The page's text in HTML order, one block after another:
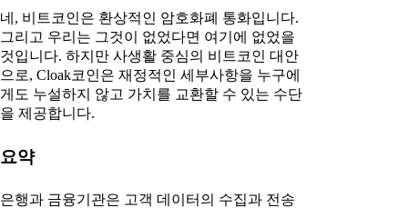
네, 비트코인은 환상적인 암호화폐 통화입니다.
그리고 우리는 그것이 없었다면 여기에 없었을
것입니다. 하지만 사생활 중심의 비트코인 대안
으로, Cloak코인은 재정적인 세부사항을 누구에
게도 누설하지 않고 가치를 교환할 수 있는 수단
을 제공합니다.
요약
은행과 금융기관은 고객 데이터의 수집과 전송